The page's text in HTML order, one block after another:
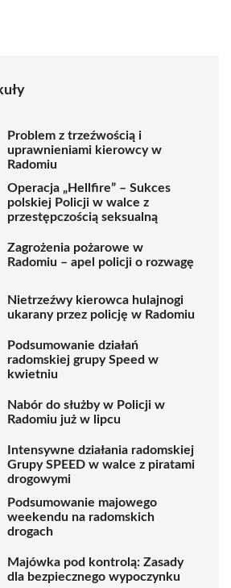
Problem z trzeźwością i
uprawnieniami kierowcy w
Radomiu
Operacja „Hellfire” – Sukces
polskiej Policji w walce z
przestępczością seksualną
Zagrożenia pożarowe w
Radomiu – apel policji o rozwagę
Nietrzeźwy kierowca hulajnogi
ukarany przez policję w Radomiu
Podsumowanie działań
radomskiej grupy Speed w
kwietniu
Nabór do służby w Policji w
Radomiu już w lipcu
Intensywne działania radomskiej
Grupy SPEED w walce z piratami
drogowymi
Podsumowanie majowego
weekendu na radomskich
drogach
Majówka pod kontrolą: Zasady
dla bezpiecznego wypoczynku